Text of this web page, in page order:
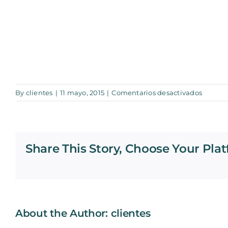
By clientes | 11 mayo, 2015 | Comentarios desactivadosen
Share This Story, Choose Your
About the Author: clientes